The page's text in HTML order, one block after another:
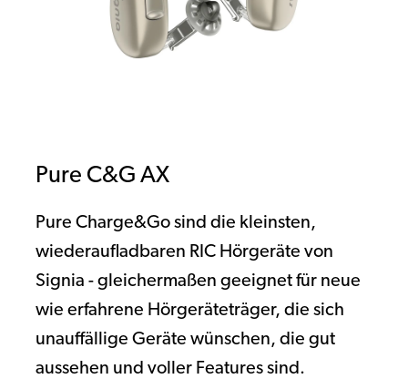
Pure C&G AX
Pure Charge&Go sind die kleinsten,
wiederaufladbaren RIC Hörgeräte von
Signia - gleichermaßen geeignet für neue
wie erfahrene Hörgeräteträger, die sich
unauffällige Geräte wünschen, die gut
aussehen und voller Features sind.